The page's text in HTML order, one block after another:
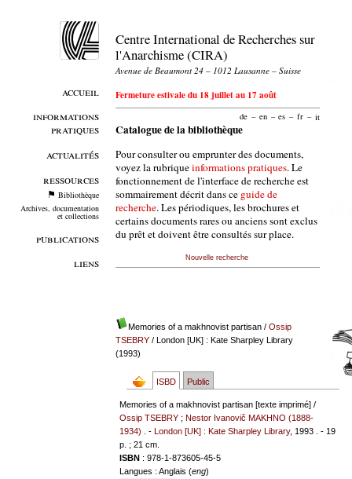
accueil
informations
pratiques
actualités
ressources
Bibliothèque
Archives, documentation
et collections
publications
liens
Centre International de Recherches sur
l'Anarchisme (CIRA)
Avenue de Beaumont 24 – 1012 Lausanne – Suisse
Fermeture estivale du 18 juillet au 17 août
de – en – es – fr – it
Catalogue de la bibliothèque
Pour consulter ou emprunter des documents,
voyez la rubriqueinformations pratiques. Le
fonctionnement de l'interface de recherche est
sommairement décrit dans ce guide de
recherche. Les périodiques, les brochures et
certains documents rares ou anciens sont exclus
du prêt et doivent être consultés sur place.
Nouvelle recherche
Memories of a makhnovist partisan/ Ossip
TSEBRY/ London [UK] : Kate Sharpley Library
(1993)
ISBD Public
Memories of a makhnovist partisan [texte imprimé] /
Ossip TSEBRY ;Nestor Ivanovič MAKHNO (1888-
1934)
. -London [UK] : Kate Sharpley Library, 1993 . - 19
p. ; 21 cm.
ISBN : 978-1-873605-45-5
Langues : Anglais (eng)